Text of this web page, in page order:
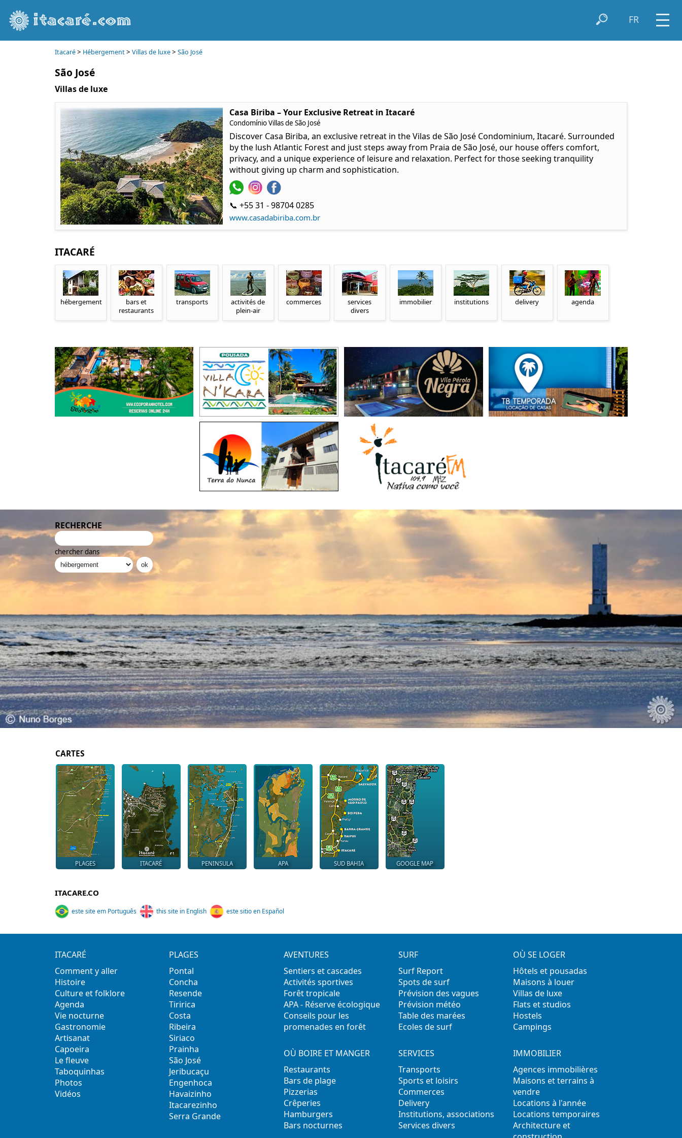
FR
Itacaré> Hébergement> Villas de luxe> São José
São José
Villas de luxe
Casa Biriba – Your Exclusive Retreat in Itacaré
Condomínio Villas de São José
Discover Casa Biriba, an exclusive retreat in the Vilas de São José Condominium, Itacaré. Surrounded
by the lush Atlantic Forest and just steps away from Praia de São José, our house offers comfort,
privacy, and a unique experience of leisure and relaxation. Perfect for those seeking tranquility
without giving up charm and sophistication.
📞 +55 31 - 98704 0285
www.casadabiriba.com.br
ITACARÉ
hébergement
bars et
restaurants
transports
activités de
plein-air
commerces
services
divers
immobilier institutions delivery agenda
RECHERCHE
chercher dans
CARTES
PLAGES ITACARÉ PENINSULA APA SUD BAHIA GOOGLE MAP
ITACARE.CO
este site em Português this site in English este sitio en Español
ITACARÉ
Comment y aller
Histoire
Culture et folklore
Agenda
Vie nocturne
Gastronomie
Artisanat
Capoeira
Le fleuve
Taboquinhas
Photos
Vidéos
PLAGES
Pontal
Concha
Resende
Tiririca
Costa
Ribeira
Siriaco
Prainha
São José
Jeribucaçu
Engenhoca
Havaizinho
Itacarezinho
Serra Grande
AVENTURES
Sentiers et cascades
Activités sportives
Forêt tropicale
APA - Réserve écologique
Conseils pour les
promenades en forêt
SURF
Surf Report
Spots de surf
Prévision des vagues
Prévision météo
Table des marées
Ecoles de surf
OÙ SE LOGER
Hôtels et pousadas
Maisons à louer
Villas de luxe
Flats et studios
Hostels
Campings
OÙ BOIRE ET MANGER
Restaurants
Bars de plage
Pizzerias
Crêperies
Hamburgers
Bars nocturnes
SERVICES
Transports
Sports et loisirs
Commerces
Delivery
Institutions, associations
Services divers
IMMOBILIER
Agences immobilières
Maisons et terrains à
vendre
Locations à l'année
Locations temporaires
Architecture et